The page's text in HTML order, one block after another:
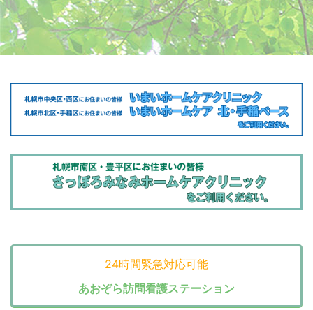
24時間緊急対応可能
あおぞら訪問看護ステーション